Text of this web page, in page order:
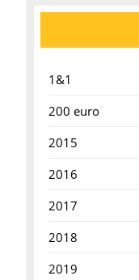
1&1
200 euro
2015
2016
2017
2018
2019